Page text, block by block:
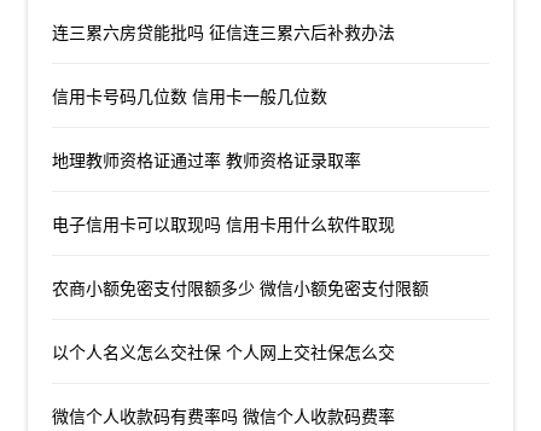
连三累六房贷能批吗 征信连三累六后补救办法
信用卡号码几位数 信用卡一般几位数
地理教师资格证通过率 教师资格证录取率
电子信用卡可以取现吗 信用卡用什么软件取现
农商小额免密支付限额多少 微信小额免密支付限额
以个人名义怎么交社保 个人网上交社保怎么交
微信个人收款码有费率吗 微信个人收款码费率